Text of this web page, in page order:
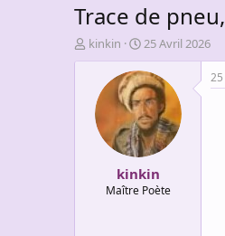
Trace de
A
u
kinkin
D
a
t
e
d
e
d
é
b
u
25 Avril 2026
kinkin
Maître Poète